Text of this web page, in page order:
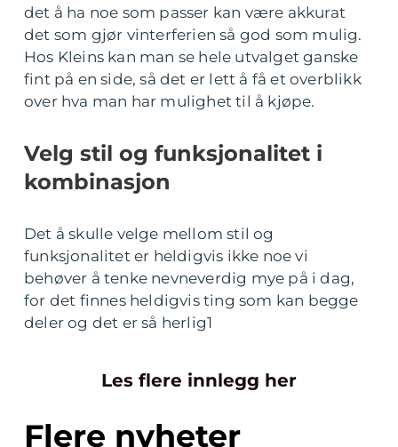
det å ha noe som passer kan være akkurat
det som gjør vinterferien så god som mulig.
Hos Kleins kan man se hele utvalget ganske
fint på en side, så det er lett å få et overblikk
over hva man har mulighet til å kjøpe.
Velg stil og funksjonalitet i
kombinasjon
Det å skulle velge mellom stil og
funksjonalitet er heldigvis ikke noe vi
behøver å tenke nevneverdig mye på i dag,
for det finnes heldigvis ting som kan begge
deler og det er så herlig1
Les flere innlegg her
Flere nyheter